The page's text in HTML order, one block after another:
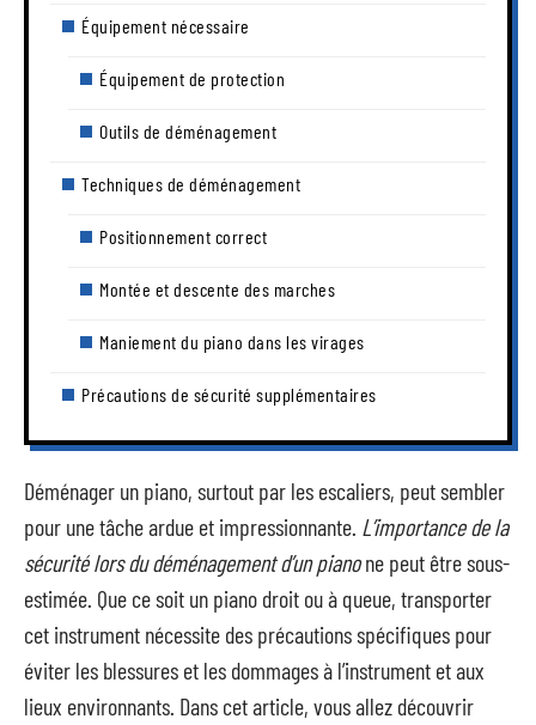
Équipement nécessaire
Équipement de protection
Outils de déménagement
Techniques de déménagement
Positionnement correct
Montée et descente des marches
Maniement du piano dans les virages
Précautions de sécurité supplémentaires
Déménager un piano, surtout par les escaliers, peut sembler
pour une tâche ardue et impressionnante. L’importance de la
sécurité lors du déménagement d’un pianone peut être sous-
estimée. Que ce soit un piano droit ou à queue, transporter
cet instrument nécessite des précautions spécifiques pour
éviter les blessures et les dommages à l’instrument et aux
lieux environnants. Dans cet article, vous allez découvrir